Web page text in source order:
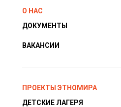
О НАС
ДОКУМЕНТЫ
ВАКАНСИИ
ПРОЕКТЫ ЭТНОМИРА
ДЕТСКИЕ ЛАГЕРЯ